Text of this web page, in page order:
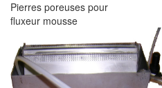
Pierres poreuses pour
fluxeur mousse